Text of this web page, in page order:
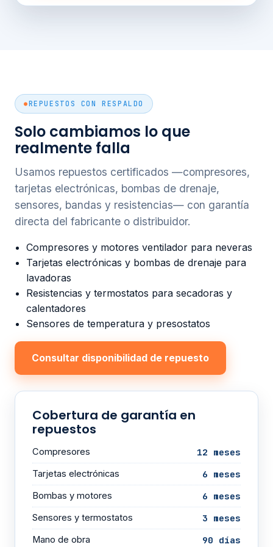
REPUESTOS CON RESPALDO
Solo cambiamos lo que
realmente falla
Usamos repuestos certificados —compresores,
tarjetas electrónicas, bombas de drenaje,
sensores, bandas y resistencias— con garantía
directa del fabricante o distribuidor.
Compresores y motores ventilador para neveras
Tarjetas electrónicas y bombas de drenaje para
lavadoras
Resistencias y termostatos para secadoras y
calentadores
Sensores de temperatura y presostatos
Consultar disponibilidad de repuesto
Cobertura de garantía en
repuestos
Compresores 12 meses
Tarjetas electrónicas 6 meses
Bombas y motores 6 meses
Sensores y termostatos 3 meses
Mano de obra 90 días